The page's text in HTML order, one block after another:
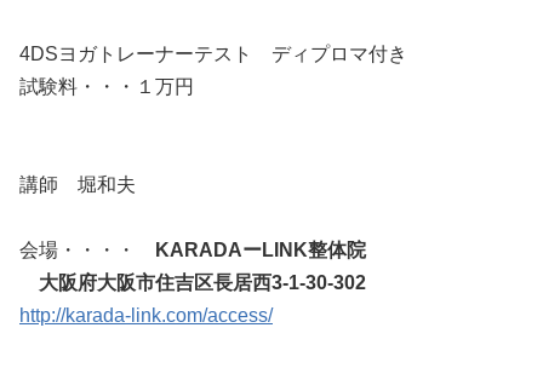
4DSヨガトレーナーテスト ディプロマ付き
試験料・・・１万円
講師 堀和夫
会場・・・・
KARADAーLINK整体院
大阪府大阪市住吉区長居西3-1-30-302
http://karada-link.com/access/